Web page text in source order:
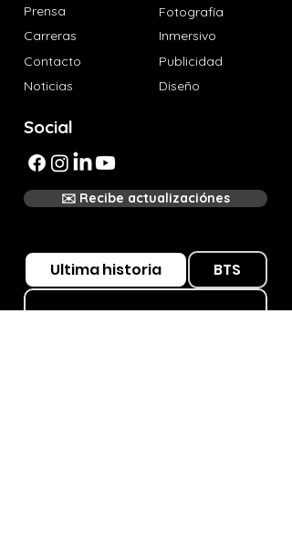
Prensa
Fotografía
Carreras
Inmersivo
Contacto
Publicidad
Diseño
Noticias
Social
✉️ Recibe actualizaciónes
Ultima historia BTS